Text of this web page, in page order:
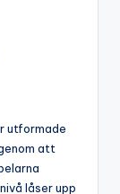
utformade
att
låser upp